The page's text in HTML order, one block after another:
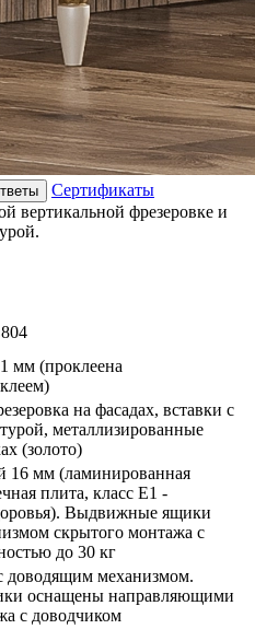
Сертификаты
вертикальной фрезеровке и
мм (проклеена
на фасадах, вставки с
металлизированные
(золото)
мм (ламинированная
плита, класс E1 -
Выдвижные ящики
скрытого монтажа с
до 30 кг
доводящим механизмом.
оснащены направляющими
с доводчиком